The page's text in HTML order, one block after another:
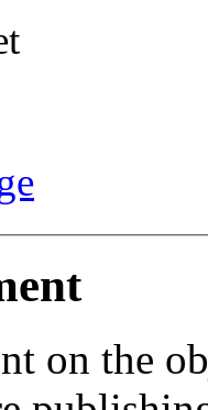
on the